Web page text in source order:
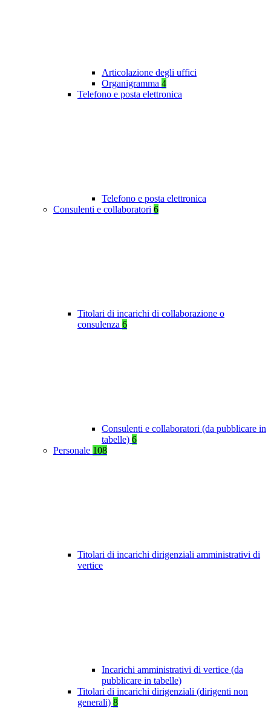
Articolazione degli uffici
Organigramma 4
Telefono e posta elettronica
Telefono e posta elettronica
Consulenti e collaboratori 6
Titolari di incarichi di collaborazione o
consulenza 6
Consulenti e collaboratori (da pubblicare in
tabelle) 6
Personale 108
Titolari di incarichi dirigenziali amministrativi di
vertice
Incarichi amministrativi di vertice (da
pubblicare in tabelle)
Titolari di incarichi dirigenziali (dirigenti non
generali) 8